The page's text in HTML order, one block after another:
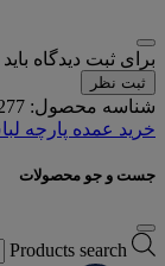
برای ثبت دیدگاه
ثبت نظر
شناسه محصول:
خرید عمده پارچه
جست و جو محصولات
Products search